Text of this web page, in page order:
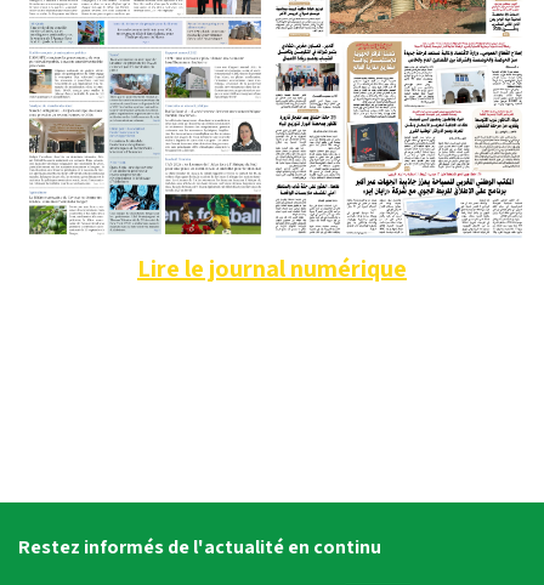
Lire le journal numérique
Restez informés de l'actualité en continu